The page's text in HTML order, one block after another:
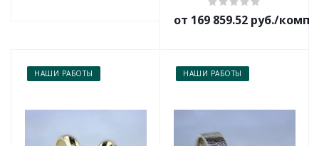
от 169 859.52 руб./
НАШИ РАБОТЫ НАШИ РАБОТЫ